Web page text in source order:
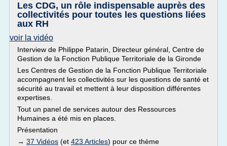
Les CDG, un rôle indispensable auprès des
collectivités pour toutes les questions liées
aux RH
voir la vidéo
Interview de Philippe Patarin, Directeur général, Centre de
Gestion de la Fonction Publique Territoriale de la Gironde
Les Centres de Gestion de la Fonction Publique Territoriale
accompagnent les collectivités sur les questions de santé et
sécurité au travail et mettent à leur disposition différentes
expertises.
Tout un panel de services autour des Ressources
Humaines a été mis en places.
Présentation
→ 37 Vidéos (et 423 Articles) pour ce thème